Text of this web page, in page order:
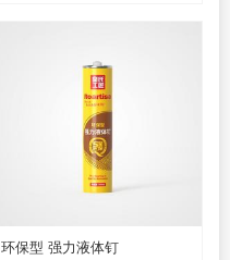
环保型 强力液体钉